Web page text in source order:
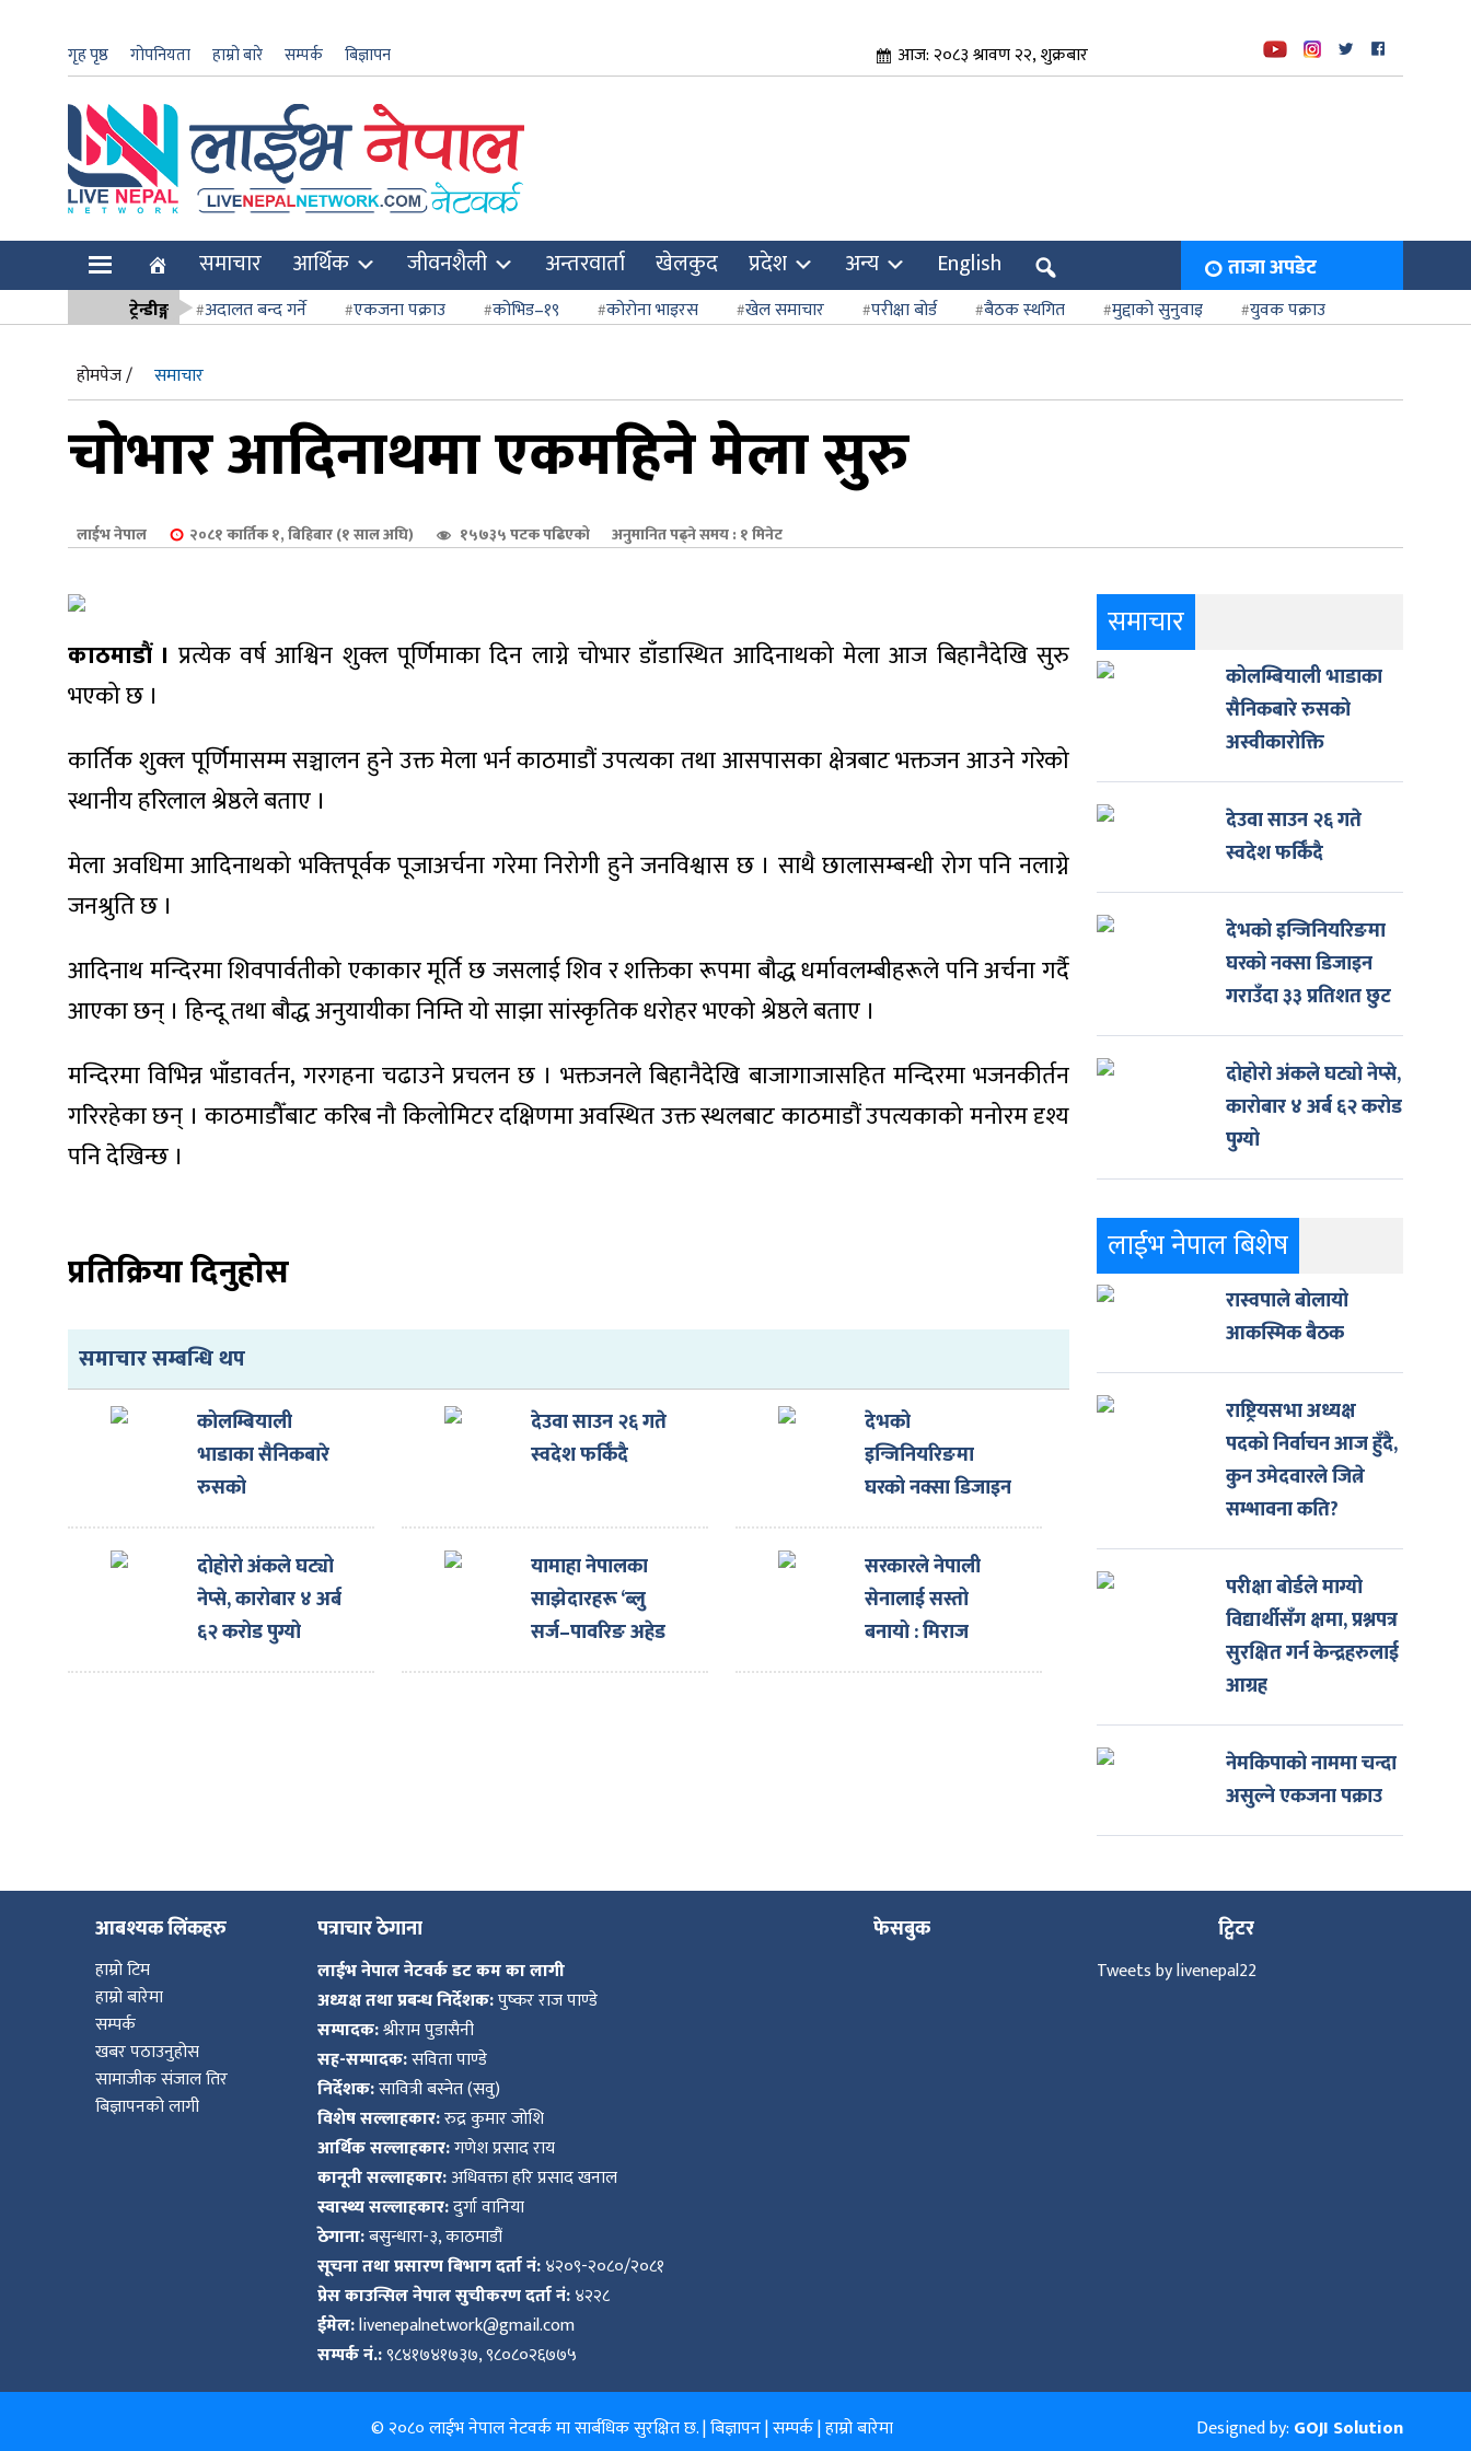
गृह पृष्ठ गोपनियता हाम्रो बारे सम्पर्क बिज्ञापन आज: २०८३ श्रावण २२, शुक्रबार
समाचार आर्थिक जीवनशैली अन्तरवार्ता खेलकुद प्रदेश अन्य English ताजा अपडेट
ट्रेन्डीङ्ग अदालत बन्द गर्ने एकजना पक्राउ कोभिड–१९ कोरोना भाइरस खेल समाचार परीक्षा बोर्ड बैठक स्थगित मुद्दाको सुनुवाइ
युवक पक्राउ
होमपेज /
समाचार
चोभार आदिनाथमा एकमहिने मेला सुरु
लाईभ नेपाल २०८१ कार्तिक १, बिहिबार (१ साल अघि) १५७३५ पटक पढिएको अनुमानित पढ्ने समय : १ मिनेट
काठमाडौं । प्रत्येक वर्ष आश्विन शुक्ल पूर्णिमाका दिन लाग्ने चोभार डाँडास्थित आदिनाथको मेला आज बिहानैदेखि सुरु
भएको छ ।
कार्तिक शुक्ल पूर्णिमासम्म सञ्चालन हुने उक्त मेला भर्न काठमाडौं उपत्यका तथा आसपासका क्षेत्रबाट भक्तजन आउने गरेको
स्थानीय हरिलाल श्रेष्ठले बताए ।
मेला अवधिमा आदिनाथको भक्‍तिपूर्वक पूजाअर्चना गरेमा निरोगी हुने जनविश्वास छ । साथै छालासम्बन्धी रोग पनि नलाग्ने
जनश्रुति छ ।
आदिनाथ मन्दिरमा शिवपार्वतीको एकाकार मूर्ति छ जसलाई शिव र शक्तिका रूपमा बौद्ध धर्मावलम्बीहरूले पनि अर्चना गर्दै
आएका छन् । हिन्दू तथा बौद्ध अनुयायीका निम्ति यो साझा सांस्कृतिक धरोहर भएको श्रेष्ठले बताए ।
मन्दिरमा विभिन्न भाँडावर्तन, गरगहना चढाउने प्रचलन छ । भक्तजनले बिहानैदेखि बाजागाजासहित मन्दिरमा भजनकीर्तन
गरिरहेका छन् । काठमाडौँबाट करिब नौ किलोमिटर दक्षिणमा अवस्थित उक्त स्थलबाट काठमाडौं उपत्यकाको मनोरम दृश्य
पनि देखिन्छ ।
प्रतिक्रिया दिनुहोस
समाचार सम्बन्धि थप
कोलम्बियाली
भाडाका सैनिकबारे
रुसको
अस्वीकारोक्ति
देउवा साउन २६ गते
स्वदेश फर्किँदै
देभको
इन्जिनियरिङमा
घरको नक्सा डिजाइन
गराउँदा ३३ प्रतिशत
छुट
दोहोरो अंकले घट्यो
नेप्से, कारोबार ४ अर्ब
६२ करोड पुग्यो
यामाहा नेपालका
साझेदारहरू ‘ब्लु
सर्ज–पावरिङ अहेड
टुगेदर पार्टनर्स मिट’
सरकारले नेपाली
सेनालाई सस्तो
बनायो : मिराज
ढुंगाना
समाचार
कोलम्बियाली भाडाका
सैनिकबारे रुसको
अस्वीकारोक्ति
देउवा साउन २६ गते
स्वदेश फर्किँदै
देभको इन्जिनियरिङमा
घरको नक्सा डिजाइन
गराउँदा ३३ प्रतिशत छुट
दोहोरो अंकले घट्यो नेप्से,
कारोबार ४ अर्ब ६२ करोड
पुग्यो
लाईभ नेपाल बिशेष
रास्वपाले बोलायो
आकस्मिक बैठक
राष्ट्रियसभा अध्यक्ष
पदको निर्वाचन आज हुँदै,
कुन उमेदवारले जित्ने
सम्भावना कति?
परीक्षा बोर्डले माग्यो
विद्यार्थीसँग क्षमा, प्रश्नपत्र
सुरक्षित गर्न केन्द्रहरुलाई
आग्रह
नेमकिपाको नाममा चन्दा
असुल्ने एकजना पक्राउ
आबश्यक लिंकहरु
हाम्रो टिम
हाम्रो बारेमा
सम्पर्क
खबर पठाउनुहोस
सामाजीक संजाल तिर
बिज्ञापनको लागी
पत्राचार ठेगाना
लाईभ नेपाल नेटवर्क डट कम का लागी
अध्यक्ष तथा प्रबन्ध निर्देशक:पुष्कर राज पाण्डे
सम्पादक:श्रीराम पुडासैनी
सह-सम्पादक:सविता पाण्डे
निर्देशक:सावित्री बस्नेत (सवु)
विशेष सल्लाहकार:रुद्र कुमार जोशि
आर्थिक सल्लाहकार:गणेश प्रसाद राय
कानूनी सल्लाहकार:अधिवक्ता हरि प्रसाद खनाल
स्वास्थ्य सल्लाहकार:दुर्गा वानिया
ठेगाना:बसुन्धारा-३, काठमाडौं
सूचना तथा प्रसारण बिभाग दर्ता नं:४२०९-२०८०/२०८१
प्रेस काउन्सिल नेपाल सुचीकरण दर्ता नं:४२२८
ईमेल:livenepalnetwork@gmail.com
सम्पर्क नं.:९८४१७४१७३७, ९८०८०२६७७५
फेसबुक ट्विटर
Tweets by livenepal22
© २०८० लाईभ नेपाल नेटवर्क मा सार्बधिक सुरक्षित छ. |बिज्ञापन|सम्पर्क|हाम्रो बारेमा Designed by: GOJI Solution